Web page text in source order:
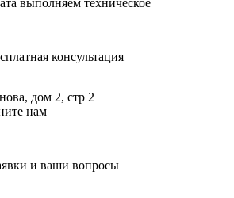
консультация
дом 2, стр 2
нам
и ваши вопросы